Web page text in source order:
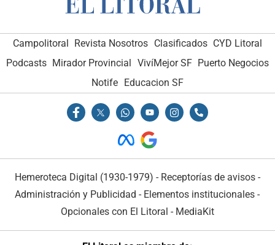
Campolitoral Revista Nosotros Clasificados CYD Litoral
Podcasts Mirador Provincial VivíMejor SF Puerto Negocios
Notife Educacion SF
Hemeroteca Digital (1930-1979) - Receptorías de avisos -
Administración y Publicidad - Elementos institucionales -
Opcionales con El Litoral - MediaKit